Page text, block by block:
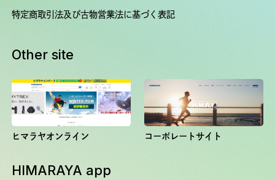
特定商取引法及び古物営業法に基づく表記
Other site
ヒマラヤオンライン コーポレートサイト
HIMARAYA app